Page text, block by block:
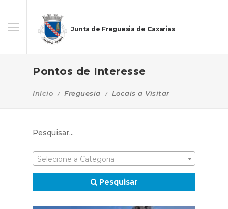
Junta de Freguesia de Caxarias
Pontos de Interesse
Início Freguesia Locais a Visitar
Selecione a Categoria
Pesquisar